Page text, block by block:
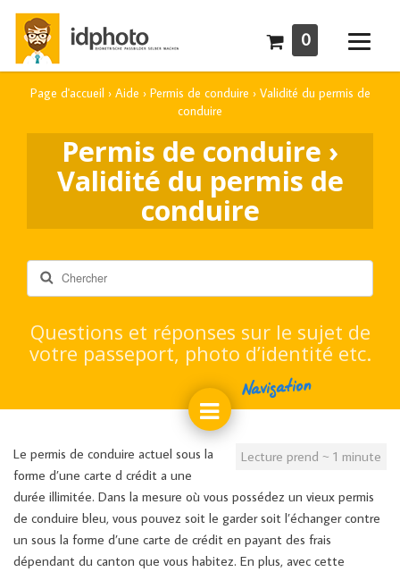
0
Page d'accueil › Aide › Permis de conduire › Validité du permis de
conduire
Permis de conduire ›
Validité du permis de
conduire
Rechercher
Questions et réponses sur le sujet de
votre passeport, photo d’identité etc.
Navigation
Lecture prend ~ 1 minute
Le permis de conduire actuel sous la
forme d’une carte d crédit a une
durée illimitée. Dans la mesure où vous possédez un vieux permis
de conduire bleu, vous pouvez soit le garder soit l’échanger contre
un sous la forme d’une carte de crédit en payant des frais
dépendant du canton que vous habitez. En plus, avec cette